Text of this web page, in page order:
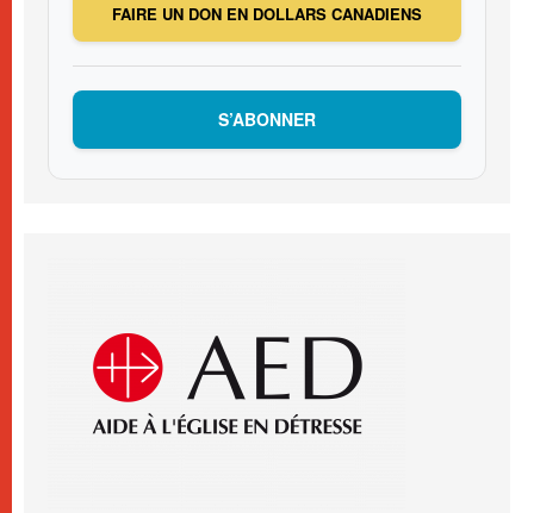
FAIRE UN DON EN DOLLARS CANADIENS
S’ABONNER